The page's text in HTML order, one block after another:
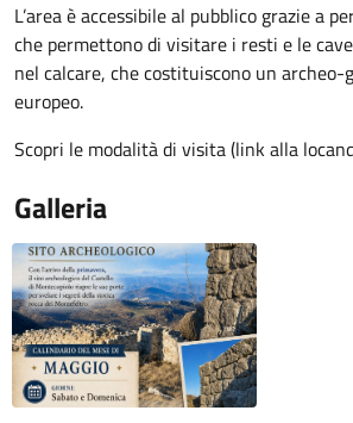
L’area è accessibile al pubblico grazie a
che permettono di visitare i resti e le
nel calcare, che costituiscono un
europeo.
Scopri le modalità di visita (link alla
Galleria